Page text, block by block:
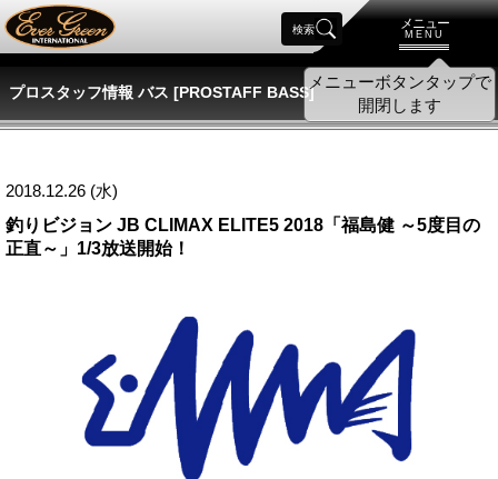
メニュー
MENU
検索
プロスタッフ情報 バス [PROSTAFF BASS]
2018.12.26 (水)
釣りビジョン JB CLIMAX ELITE5 2018「福島健 ～5度目の
正直～」1/3放送開始！